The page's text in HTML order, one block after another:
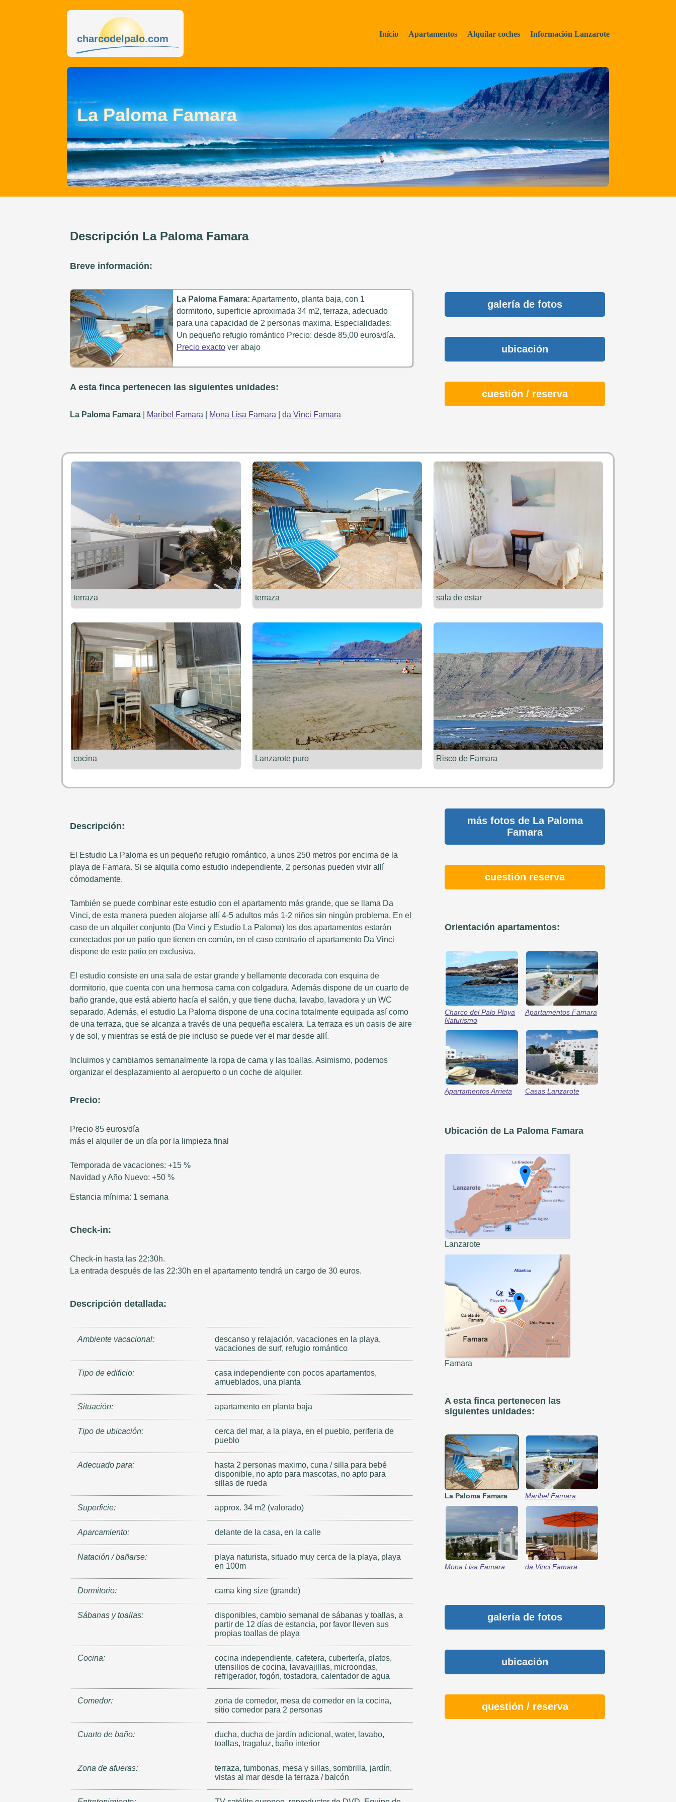
Início Apartamentos Alquilar coches Información Lanzarote
charcodelpalo.com
La Paloma Famara
Descripción La Paloma Famara
Breve información:
La Paloma Famara: Apartamento, planta baja, con 1
dormitorio, superficie aproximada 34 m2, terraza, adecuado
para una capacidad de 2 personas maxima. Especialidades:
Un pequeño refugio romántico Precio: desde 85,00 euros/día.
Precio exacto ver abajo
A esta finca pertenecen las siguientes unidades:
La Paloma Famara Maribel Famara Mona Lisa Famara |da Vinci Famara
galería de fotos
ubicación
cuestión / reserva
terraza terraza sala de estar
cocina Lanzarote puro Risco de Famara
Descripción:
El Estudio La Paloma es un pequeño refugio romántico, a unos 250 metros por encima de la
playa de Famara. Si se alquila como estudio independiente, 2 personas pueden vivir allí
cómodamente.
También se puede combinar este estudio con el apartamento más grande, que se llama Da
Vinci, de esta manera pueden alojarse allí 4-5 adultos más 1-2 niños sin ningún problema. En el
caso de un alquiler conjunto (Da Vinci y Estudio La Paloma) los dos apartamentos estarán
conectados por un patio que tienen en común, en el caso contrario el apartamento Da Vinci
dispone de este patio en exclusiva.
El estudio consiste en una sala de estar grande y bellamente decorada con esquina de
dormitorio, que cuenta con una hermosa cama con colgadura. Además dispone de un cuarto de
baño grande, que está abierto hacía el salón, y que tiene ducha, lavabo, lavadora y un WC
separado. Además, el estudio La Paloma dispone de una cocina totalmente equipada así como
de una terraza, que se alcanza a través de una pequeña escalera. La terraza es un oasis de aire
y de sol, y mientras se está de pie incluso se puede ver el mar desde allí.
Incluimos y cambiamos semanalmente la ropa de cama y las toallas. Asimismo, podemos
organizar el desplazamiento al aeropuerto o un coche de alquiler.
Precio:
Precio 85 euros/día
más el alquiler de un día por la limpieza final
Temporada de vacaciones: +15 %
Navidad y Año Nuevo: +50 %
Estancia mínima: 1 semana
Check-in:
Check-in hasta las 22:30h.
La entrada después de las 22:30h en el apartamento tendrá un cargo de 30 euros.
Descripción detallada:
Ambiente vacacional:
descanso y relajación, vacaciones en la playa,
vacaciones de surf, refugio romántico
Tipo de edificio:
casa independiente con pocos apartamentos,
amueblados, una planta
Situación: apartamento en planta baja
Tipo de ubicación:
cerca del mar, a la playa, en el pueblo, periferia de
pueblo
Adecuado para:
hasta 2 personas maximo, cuna / silla para bebé
disponible, no apto para mascotas, no apto para
sillas de rueda
Superficie: approx. 34 m2 (valorado)
Aparcamiento: delante de la casa, en la calle
Natación / bañarse:
playa naturista, situado muy cerca de la playa, playa
en 100m
Dormitorio: cama king size (grande)
Sábanas y toallas:
disponibles, cambio semanal de sábanas y toallas, a
partir de 12 días de estancia, por favor lleven sus
propias toallas de playa
Cocina:
cocina independiente, cafetera, cubertería, platos,
utensilios de cocina, lavavajillas, microondas,
refrigerador, fogón, tostadora, calentador de agua
Comedor:
zona de comedor, mesa de comedor en la cocina,
sitio comedor para 2 personas
Cuarto de baño:
ducha, ducha de jardín adicional, water, lavabo,
toallas, tragaluz, baño interior
Zona de afueras:
terraza, tumbonas, mesa y sillas, sombrilla, jardín,
vistas al mar desde la terraza / balcón
más fotos de La Paloma
Famara
cuestión reserva
Orientación apartamentos:
Charco del Palo Playa
Naturismo
Apartamentos Famara
Apartamentos Arrieta Casas Lanzarote
Ubicación de La Paloma Famara
Lanzarote
Famara
A esta finca pertenecen las
siguientes unidades:
La Paloma Famara Maribel Famara
Mona Lisa Famara da Vinci Famara
galería de fotos
ubicación
questión / reserva